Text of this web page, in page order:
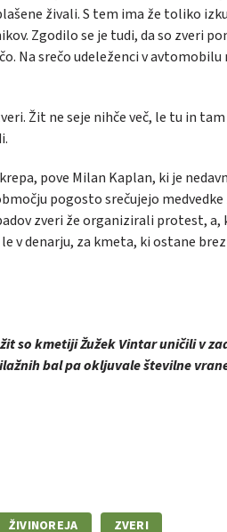
živali. S tem ima že toliko
Zgodilo se je tudi, da so zveri
Na srečo udeleženci v
Žit ne seje nihče več, le tu in
pove Milan Kaplan, ki je
pogosto srečujejo
zveri že organizirali protest,
v denarju, za kmeta, ki ostane
so kmetiji Žužek Vintar uničili v
bal pa okljuvale številne
ŽIVINOREJA ZVERI